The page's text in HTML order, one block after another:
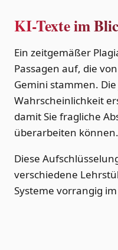
KI-Texte im
Ein zeitgemäßer
Passagen auf, die
Gemini stammen.
Wahrscheinlichkeit
damit Sie fragliche
überarbeiten können.
Diese
verschiedene
Systeme vorrangig